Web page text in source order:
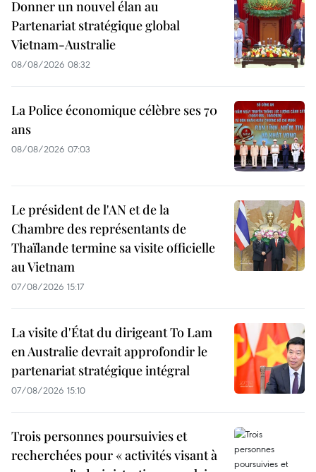
Donner un nouvel élan au
Partenariat stratégique global
Vietnam-Australie
08/08/2026 08:32
La Police économique célèbre ses 70
ans
08/08/2026 07:03
Le président de l'AN et de la
Chambre des représentants de
Thaïlande termine sa visite officielle
au Vietnam
07/08/2026 15:17
La visite d'État du dirigeant To Lam
en Australie devrait approfondir le
partenariat stratégique intégral
07/08/2026 15:10
Trois personnes poursuivies et
recherchées pour « activités visant à